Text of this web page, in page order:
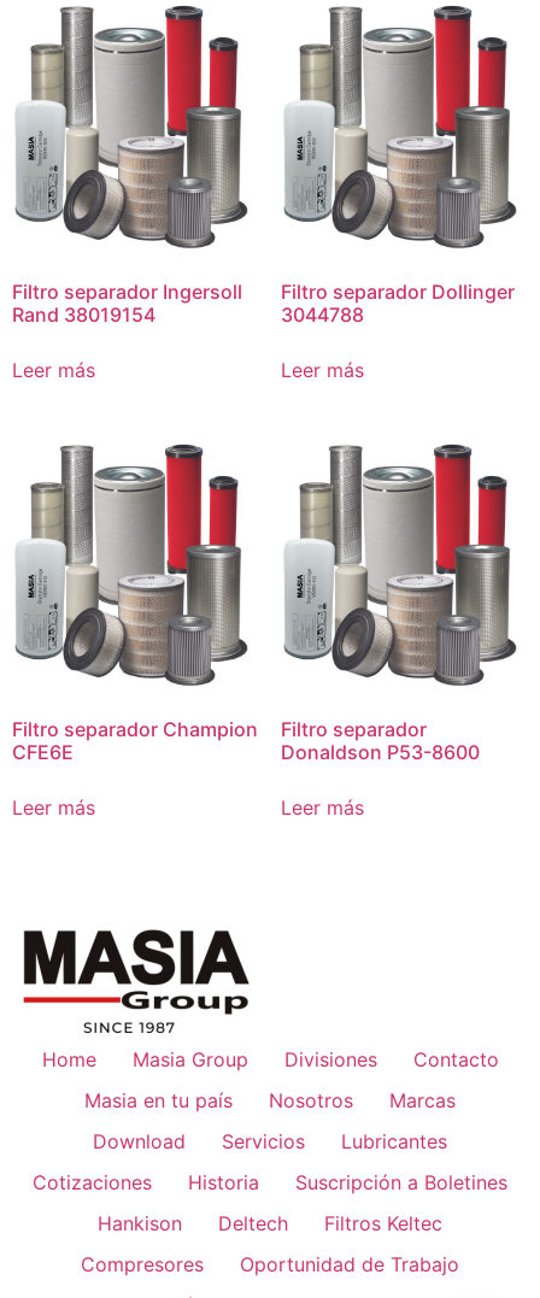
Filtro separador Ingersoll
Rand 38019154
Leer más
Filtro separador Dollinger
3044788
Leer más
Filtro separador Champion
CFE6E
Leer más
Filtro separador
Donaldson P53-8600
Leer más
Home Masia Group Divisiones
Contacto
Masia en tu país
Nosotros
Marcas
Download
Servicios
Lubricantes
Cotizaciones
Historia
Suscripción a Boletines
Hankison
Deltech
Filtros Keltec
Compresores
Oportunidad de Trabajo